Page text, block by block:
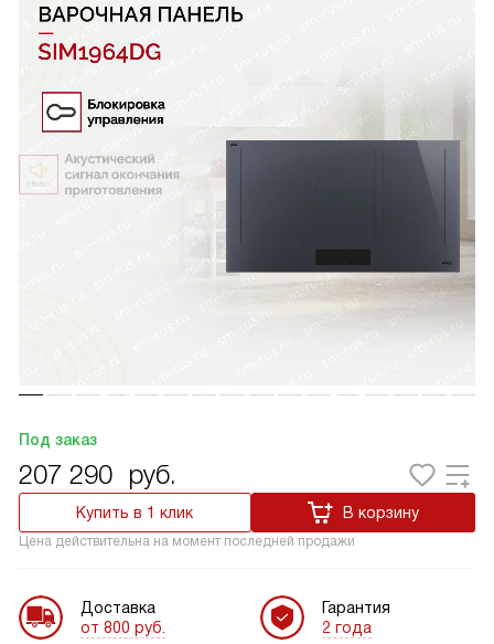
Под заказ
207 290 руб.
Купить в 1 клик В корзину
Цена действительна на момент последней продажи
Доставка
от 800 руб.
Гарантия
2 года